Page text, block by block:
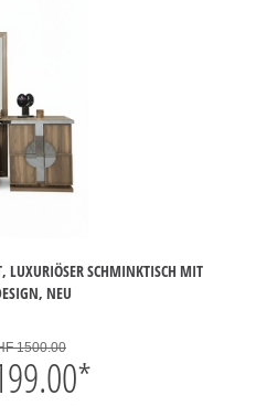
LUXURIÖSER SCHMINKTISCH MIT
NEU
1500.00
*